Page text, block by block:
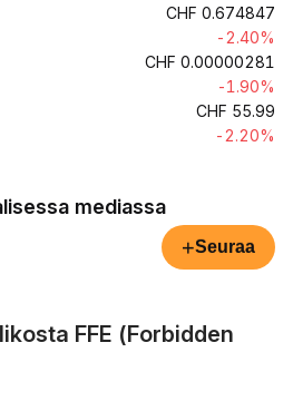
CHF 0.674847
-2.40%
CHF 0.00000281
-1.90%
CHF 55.99
-2.20%
mediassa
+Seuraa
FFE (Forbidden